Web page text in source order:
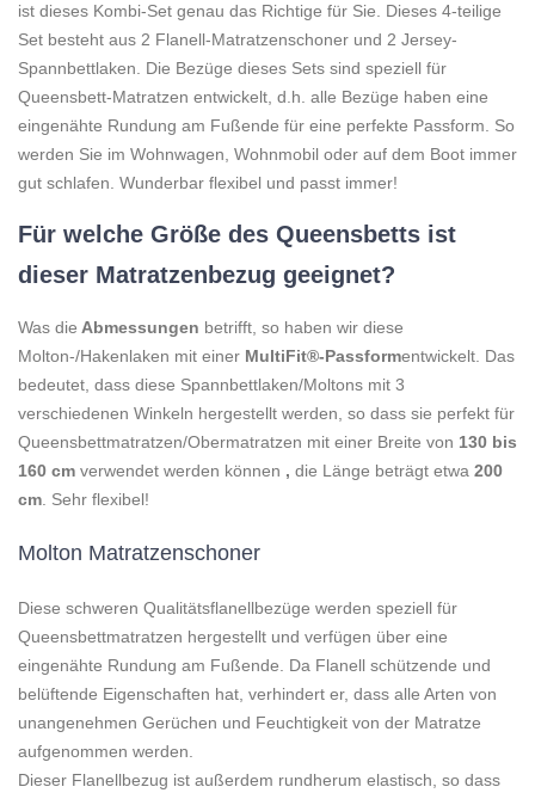
ist dieses Kombi-Set genau das Richtige für Sie. Dieses 4-teilige
Set besteht aus 2 Flanell-Matratzenschoner und 2 Jersey-
Spannbettlaken. Die Bezüge dieses Sets sind speziell für
Queensbett-Matratzen entwickelt, d.h. alle Bezüge haben eine
eingenähte Rundung am Fußende für eine perfekte Passform. So
werden Sie im Wohnwagen, Wohnmobil oder auf dem Boot immer
gut schlafen. Wunderbar flexibel und passt immer!
Für welche Größe des Queensbetts ist
dieser Matratzenbezug geeignet?
Was die Abmessungen betrifft, so haben wir diese
Molton-/Hakenlaken mit einer MultiFit®-Passformentwickelt. Das
bedeutet, dass diese Spannbettlaken/Moltons mit 3
verschiedenen Winkeln hergestellt werden, so dass sie perfekt für
Queensbettmatratzen/Obermatratzen mit einer Breite von 130 bis
160 cm verwendet werden können , die Länge beträgt etwa 200
cm . Sehr flexibel!
Molton Matratzenschoner
Diese schweren Qualitätsflanellbezüge werden speziell für
Queensbettmatratzen hergestellt und verfügen über eine
eingenähte Rundung am Fußende. Da Flanell schützende und
belüftende Eigenschaften hat, verhindert er, dass alle Arten von
unangenehmen Gerüchen und Feuchtigkeit von der Matratze
aufgenommen werden.
Dieser Flanellbezug ist außerdem rundherum elastisch, so dass